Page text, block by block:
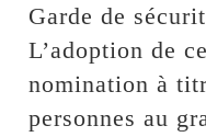
Garde de
L’adoption de
nomination à
personnes au